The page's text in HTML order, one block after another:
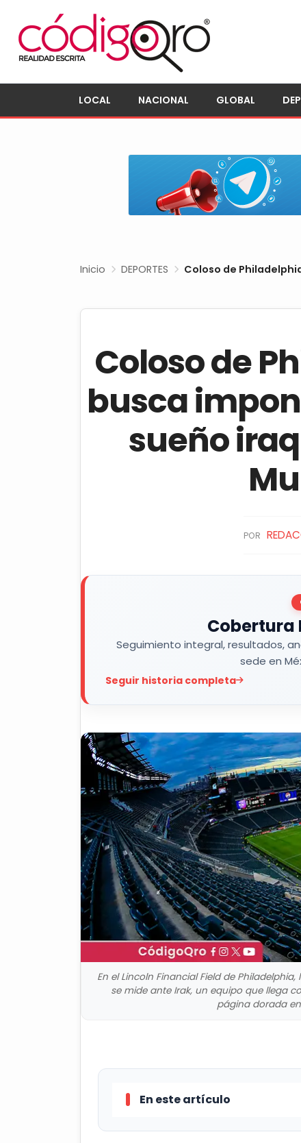
LOCAL NACIONAL GLOBAL
Inicio DEPORTES Coloso de
Coloso de
busca
sueño
POR
Cobertura
Seguimiento integral, resultados,
sede en
Seguir historia completa
En el Lincoln Financial Field de
se mide ante Irak, un equipo que llega
página dorada
En este artículo